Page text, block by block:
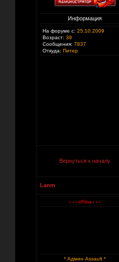
Информация
На форуме с: 25.10.2009
Возраст: 39
Сообщения: 7837
Откуда: Питер
Вернуться к началу
Lanm
* Админ Assault *